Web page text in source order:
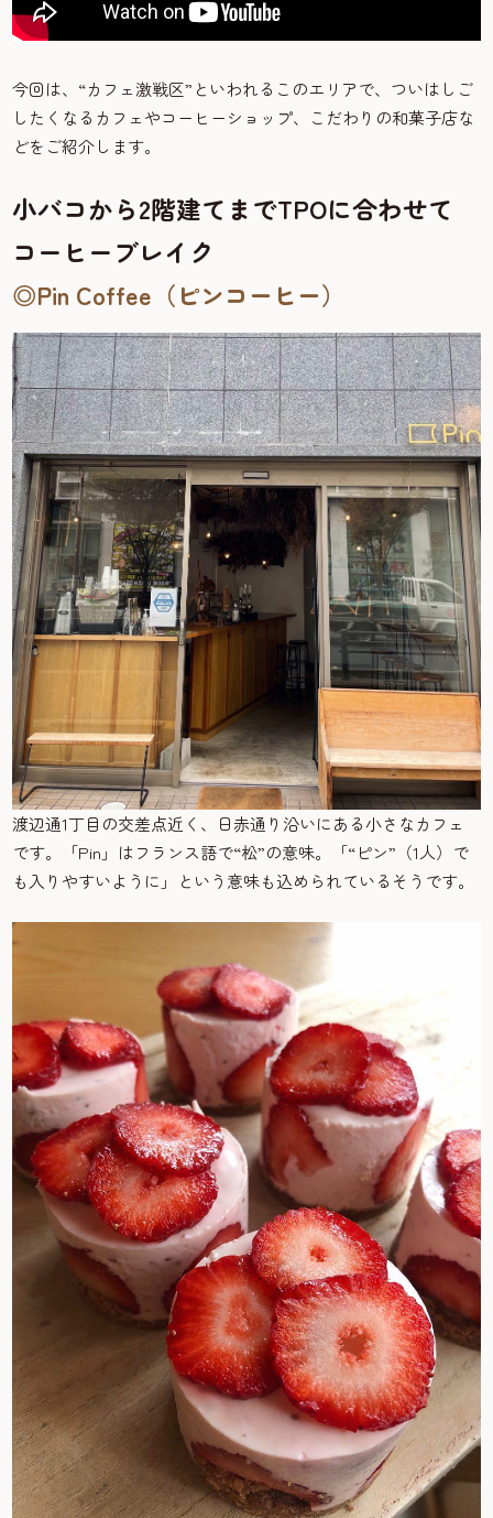
今回は、“カフェ激戦区”といわれるこのエリアで、ついはしご
したくなるカフェやコーヒーショップ、こだわりの和菓子店な
どをご紹介します。
小バコから2階建てまでTPOに合わせて
コーヒーブレイク
◎Pin Coffee（ピンコーヒー）
渡辺通1丁目の交差点近く、日赤通り沿いにある小さなカフェ
です。「Pin」はフランス語で“松”の意味。「“ピン”（1人）で
も入りやすいように」という意味も込められているそうです。